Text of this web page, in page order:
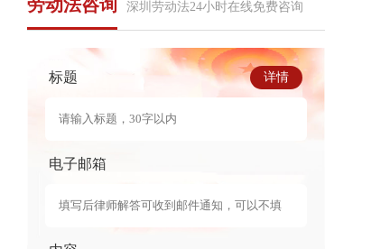
劳动法咨询 深圳劳动法24小时在线免费咨询
详情
标题
电子邮箱